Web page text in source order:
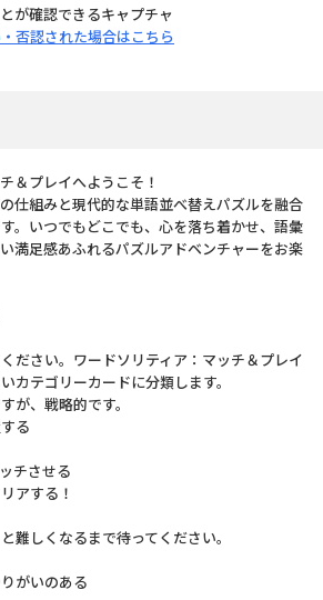
が確認できるキャプチャ
否認された場合はこちら
＆プレイへようこそ！
仕組みと現代的な単語並べ替えパズルを融合
。いつでもどこでも、心を落ち着かせ、語彙
満足感あふれるパズルアドベンチャーをお楽
ださい。ワードソリティア：マッチ＆プレイ
カテゴリーカードに分類します。
が、戦略的です。
る
チさせる
アする！
難しくなるまで待ってください。
がいのある